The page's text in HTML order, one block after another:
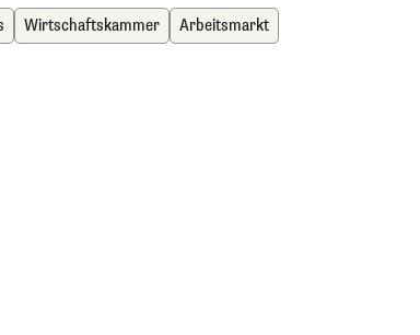
Wirtschaftskammer Arbeitsmarkt